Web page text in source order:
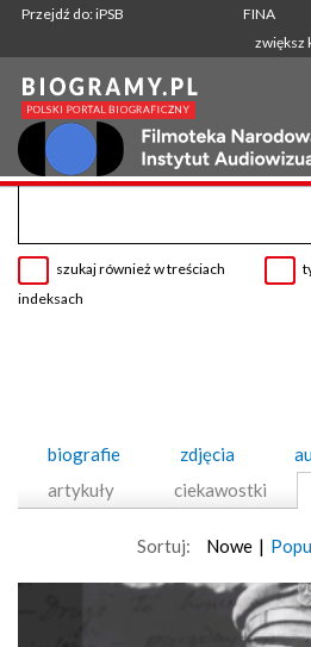
Przejdź do: iPSB
FINA
zwiększ
szukaj również w treściach
indeksach
biografie zdjęcia
artykuły
ciekawostki
Sortuj: Nowe |